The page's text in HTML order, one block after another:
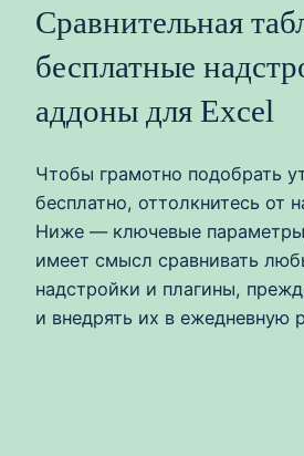
Сравнительная
бесплатные
аддоны для Excel
Чтобы грамотно подобрать
бесплатно, оттолкнитесь от
Ниже — ключевые
имеет смысл сравнивать
надстройки и плагины,
и внедрять их в ежедневную